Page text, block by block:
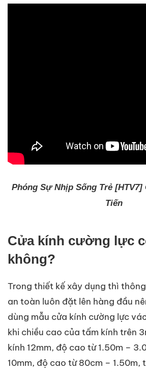
Phóng Sự Nhịp Sống Trẻ [HTV7]
Tiến
Cửa kính cường lực
không?
Trong thiết kế xây dụng thì
an toàn luôn đặt lên hàng đầu
dùng mẫu cửa kính cường lực
khi chiều cao của tấm kính trên
kính 12mm, độ cao từ 1.50m –
10mm, độ cao từ 80cm – 1.50m,